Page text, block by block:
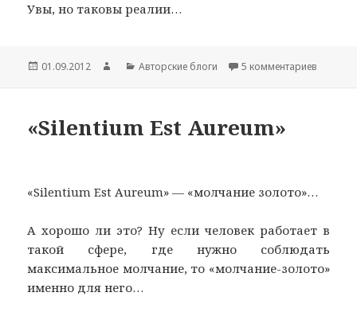
Увы, но таковы реалии…
Опубликовано
01.09.2012 АвторРубрики
Авторские блоги 5 комментариев
«Silentium Est Aureum»
«Silentium Est Aureum» — «молчание золото»…
А хорошо ли это? Ну если человек работает в
такой сфере, где нужно соблюдать
максимальное молчание, то «молчание-золото»
именно для него…